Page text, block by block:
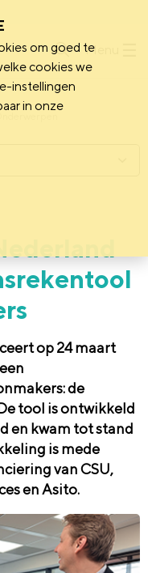
Menu
op 24 maart
de
tool is ontwikkeld
en kwam tot stand
is mede
van CSU,
en Asito.
om goed te
cookies we
instellingen
in onze